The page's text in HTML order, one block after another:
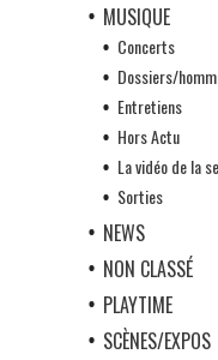
MUSIQUE
Concerts
Dossiers/
Entretiens
Hors Actu
La vidéo de la
Sorties
NEWS
NON CLASSÉ
PLAYTIME
SCÈNES/EXPOS